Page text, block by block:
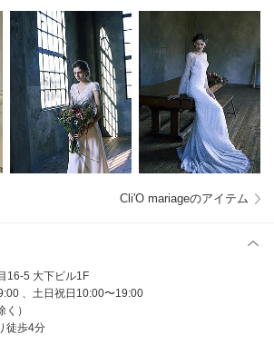
Cli'O mariageのアイテム
16-5 大下ビル1F
、土日祝日10:00〜19:00
）
徒歩4分